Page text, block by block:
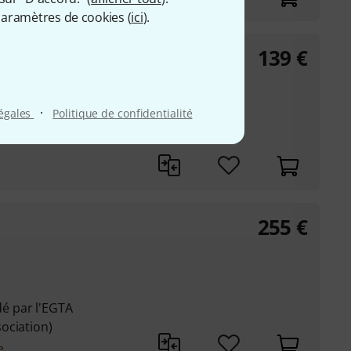
de cookies (ici).
· Politique de confidentialité
139 €
par l'EGTA
255 €